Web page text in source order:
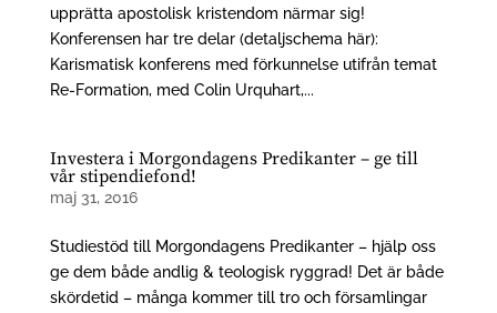
upprätta apostolisk kristendom närmar sig!
Konferensen har tre delar (detaljschema här):
Karismatisk konferens med förkunnelse utifrån temat
Re-Formation, med Colin Urquhart,...
Investera i Morgondagens Predikanter – ge till
vår stipendiefond!
maj 31, 2016
Studiestöd till Morgondagens Predikanter – hjälp oss
ge dem både andlig & teologisk ryggrad! Det är både
skördetid – många kommer till tro och församlingar